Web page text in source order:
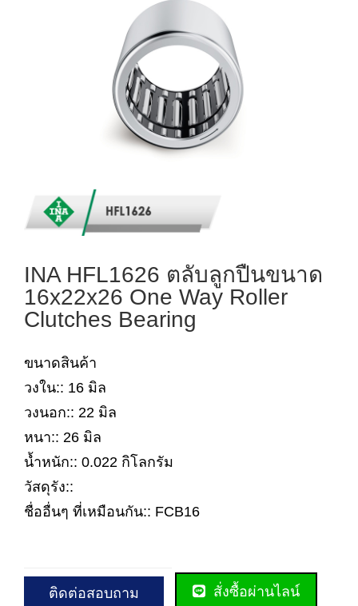
INA HFL1626 ตลับลูกปืนขนาด
16x22x26 One Way Roller
Clutches Bearing
ขนาดสินค้า
วงใน:: 16 มิล
วงนอก:: 22 มิล
หนา:: 26 มิล
น้ำหนัก:: 0.022 กิโลกรัม
วัสดุรัง::
ชื่ออื่นๆ ที่เหมือนกัน:: FCB16
ติดต่อสอบถาม สั่งซื้อผ่านไลน์